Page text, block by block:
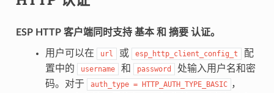
ESP HTTP 客户端同时支持 基本和 摘要认证。
用户可以在 url 或 esp_http_client_config_t
配
置中的
username 和 password
处输入用户名和密
码。对于
auth_type = HTTP_AUTH_TYPE_BASIC ，